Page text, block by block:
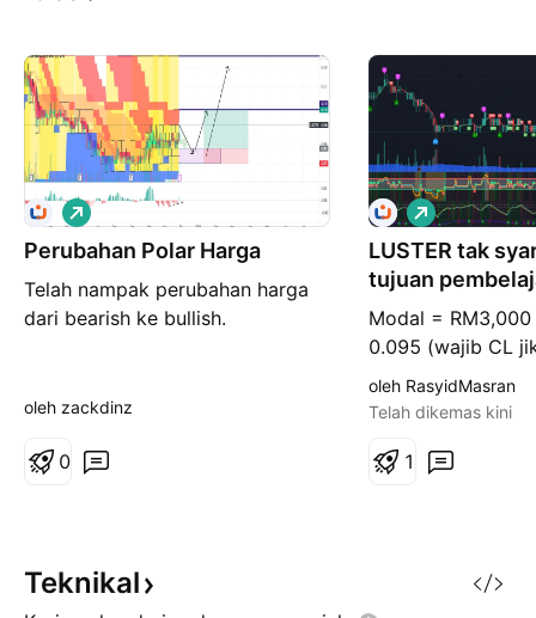
Perubahan Polar Harga
Telah nampak perubahan harga
dari bearish ke bullish.
P
a
n
a
n
g
oleh zackdinz
0
LUSTER tak
tujuan
Modal =
0.095 (wajib CL
candlestick tutup
tu). Kawasan
0.110 (minima)
P
a
n
a
n
g
oleh RasyidMasran
Telah dikemas kini
1
Teknikal